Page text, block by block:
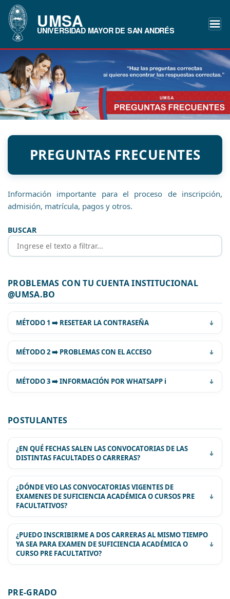
UMSA
UNIVERSIDAD MAYOR DE SAN ANDRÉS
PREGUNTAS FRECUENTES
Información importante para el proceso de inscripción,
admisión, matrícula, pagos y otros.
BUSCAR
PROBLEMAS CON TU CUENTA INSTITUCIONAL
@UMSA.BO
MÉTODO 1 ➡️ RESETEAR LA CONTRASEÑA
MÉTODO 2 ➡️ PROBLEMAS CON EL ACCESO
MÉTODO 3 ➡️ INFORMACIÓN POR WHATSAPP ℹ️
WhatsApp Web 1 +59122612199
WhatsApp Web 2 +59122619020
WhatsApp Web 3 +59169764642
POSTULANTES
¿EN QUÉ FECHAS SALEN LAS CONVOCATORIAS DE LAS
DISTINTAS FACULTADES O CARRERAS?
¿DÓNDE VEO LAS CONVOCATORIAS VIGENTES DE
EXAMENES DE SUFICIENCIA ACADÉMICA O CURSOS PRE
FACULTATIVOS?
¿PUEDO INSCRIBIRME A DOS CARRERAS AL MISMO TIEMPO
YA SEA PARA EXAMEN DE SUFICIENCIA ACADÉMICA O
CURSO PRE FACULTATIVO?
PRE-GRADO